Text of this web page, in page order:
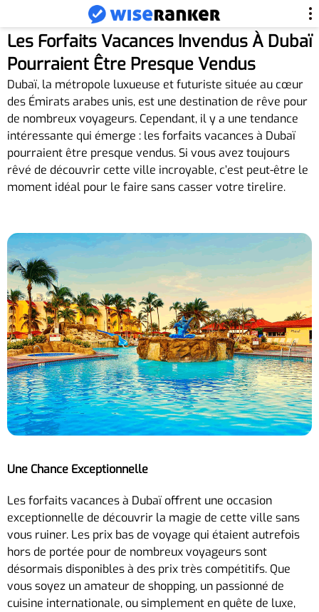
Les Forfaits Vacances Invendus À Dubaï
Pourraient Être Presque Vendus
Dubaï, la métropole luxueuse et futuriste située au cœur
des Émirats arabes unis, est une destination de rêve pour
de nombreux voyageurs. Cependant, il y a une tendance
intéressante qui émerge : les forfaits vacances à Dubaï
pourraient être presque vendus. Si vous avez toujours
rêvé de découvrir cette ville incroyable, c’est peut-être le
moment idéal pour le faire sans casser votre tirelire.
Une Chance Exceptionnelle
Les forfaits vacances à Dubaï offrent une occasion
exceptionnelle de découvrir la magie de cette ville sans
vous ruiner. Les prix bas de voyage qui étaient autrefois
hors de portée pour de nombreux voyageurs sont
désormais disponibles à des prix très compétitifs. Que
vous soyez un amateur de shopping, un passionné de
cuisine internationale, ou simplement en quête de luxe,